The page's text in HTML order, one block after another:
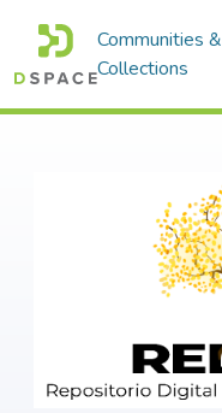
Communities &
Collections